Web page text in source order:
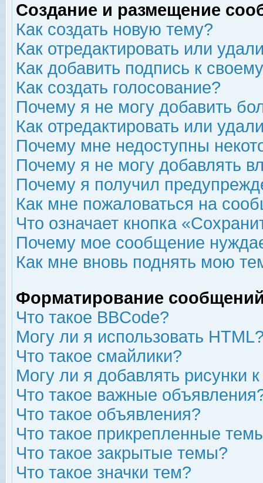
Создание и размещение
Как создать новую тему?
Как отредактировать или
Как добавить подпись к
Как создать голосование?
Почему я не могу добавить
Как отредактировать или
Почему мне недоступны
Почему я не могу добавлять
Почему я получил
Как мне пожаловаться на
Что означает кнопка
Почему мое сообщение
Как мне вновь поднять мою
Форматирование
Что такое BBCode?
Могу ли я использовать
Что такое смайлики?
Могу ли я добавлять рисунки
Что такое важные
Что такое объявления?
Что такое прикрепленные
Что такое закрытые темы?
Что такое значки тем?